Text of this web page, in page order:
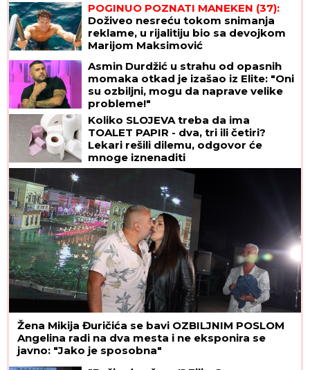
POGINUO POZNATI MANEKEN (37):
Doživeo nesreću tokom snimanja
reklame, u rijalitiju bio sa devojkom
Marijom Maksimović
Asmin Durdžić u strahu od opasnih
momaka otkad je izašao iz Elite: "Oni
su ozbiljni, mogu da naprave velike
probleme!"
Koliko SLOJEVA treba da ima
TOALET PAPIR - dva, tri ili četiri?
Lekari rešili dilemu, odgovor će
mnoge iznenaditi
Žena Mikija Đuričića se bavi OZBILJNIM POSLOM
Angelina radi na dva mesta i ne eksponira se
javno: "Jako je sposobna"